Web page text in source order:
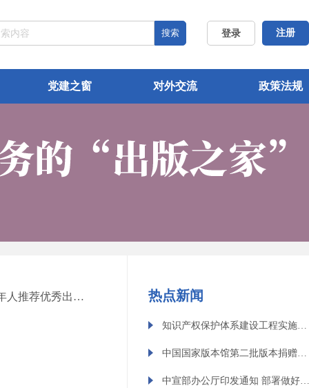
登录 注册
搜索
党建之窗 对外交流 政策法规
全国老龄工作委员会办公室 中国老龄协会 中国出版协会关于开展“2022 年向全国老年人推荐优秀出版物活动”的通知 热点新闻
知识产权保护体系建设工程实施方案印发
中国国家版本馆第二批版本捐赠入藏大会在京举行 李书磊出席并讲话
中宣部办公厅印发通知 部署做好2024年主题出版工作